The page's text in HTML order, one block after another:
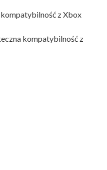
kompatybilność z Xbox
kompatybilność z